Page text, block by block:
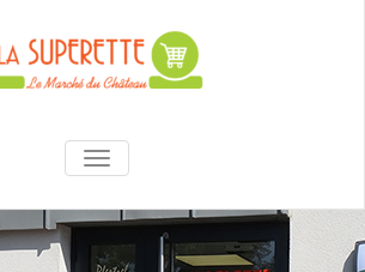
La Superette –
le marché du
château
AFFICHER/MASQUER LA